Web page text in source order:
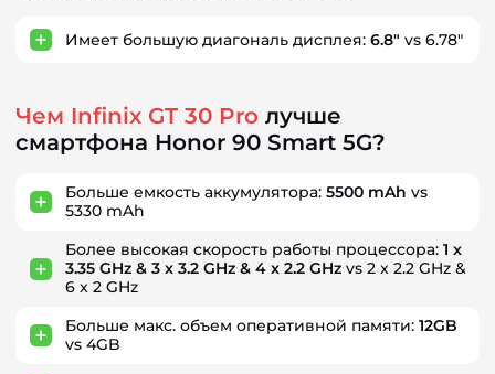
Имеет большую диагональ дисплея: 6.8" vs 6.78"
Чем Infinix GT 30 Pro лучше
смартфона Honor 90 Smart 5G?
Больше емкость аккумулятора: 5500 mAh vs
5330 mAh
Более высокая скорость работы процессора: 1 x
3.35 GHz & 3 x 3.2 GHz & 4 x 2.2 GHz vs 2 x 2.2 GHz &
6 x 2 GHz
Больше макс. объем оперативной памяти: 12GB
vs 4GB